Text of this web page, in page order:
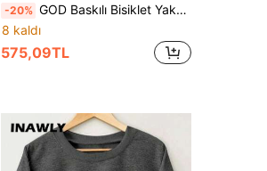
-20% GOD Baskılı Bisiklet Yaka Sweatshirt, Büyük Beden Kadın Günlük Sonbahar/Kış Uzun Kollu Sweatshirt, Pembe
8 kaldı
575,09TL